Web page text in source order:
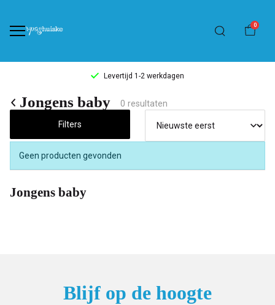
0
Levertijd 1-2 werkdagen
Jongens
't
Pashuiske
Jongens baby 0 resultaten
Filters
Geen producten gevonden
Jongens baby
Blijf op de hoogte